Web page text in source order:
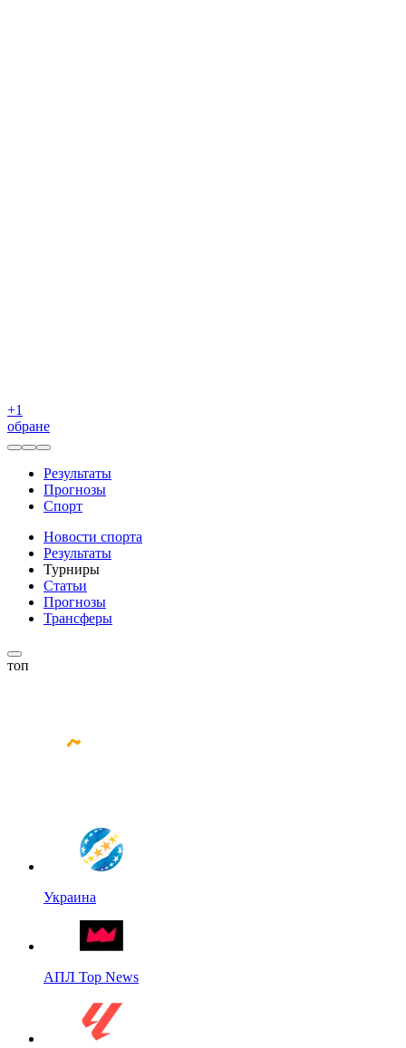
+1
обране
Результаты
Прогнозы
Спорт
Новости спорта
Результаты
Турниры
Статьи
Прогнозы
Трансферы
топ
Украина
АПЛ Top News